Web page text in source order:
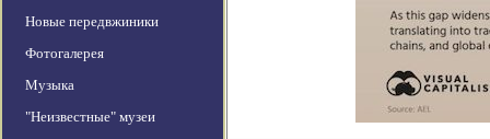
Новые передвжиники
Фотогалерея
Музыка
"Неизвестные" музеи